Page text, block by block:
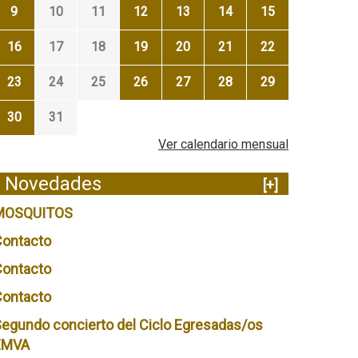
9 10 11 12 13 14 15
16 17 18 19 20 21 22
23 24 25 26 27 28 29
30
31
Ver calendario mensual
Novedades
[+]
concierto del Ciclo Egresadas/os